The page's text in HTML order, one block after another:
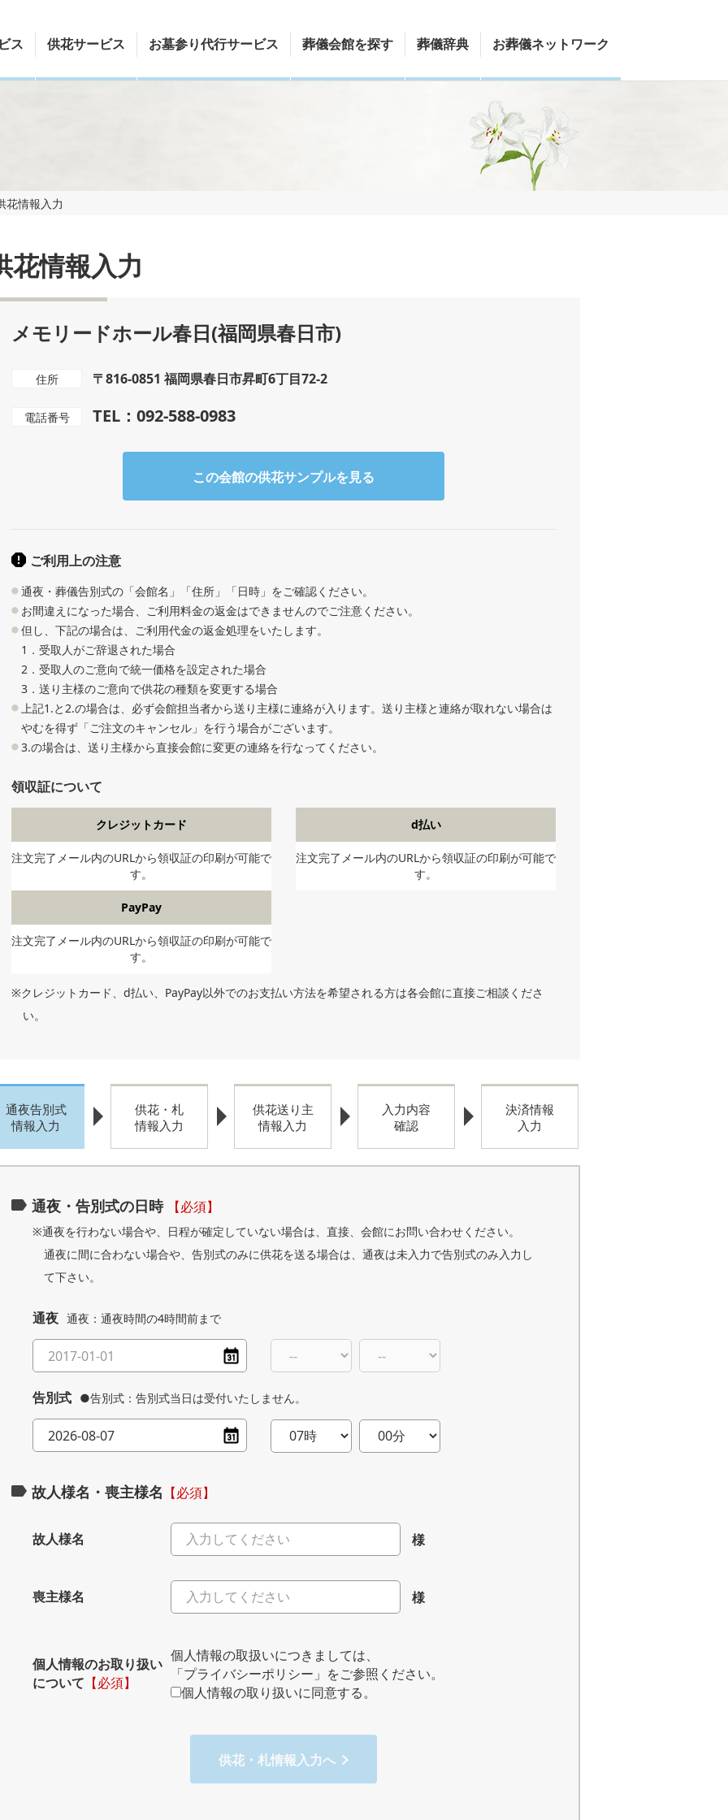
ス 供花サービス お墓参り代行サービス 葬儀会館を探す 葬儀辞典 お葬儀ネットワーク
花情報入力
花情報入力
メモリードホール春日(福岡県春日市)
住所 〒816-0851 福岡県春日市昇町6丁目72-2
電話番号 TEL：092-588-0983
この会館の供花サンプルを見る
ご利用上の注意
通夜・葬儀告別式の「会館名」「住所」「日時」をご確認ください。
お間違えになった場合、ご利用料金の返金はできませんのでご注意ください。
但し、下記の場合は、ご利用代金の返金処理をいたします。
1．受取人がご辞退された場合
2．受取人のご意向で統一価格を設定された場合
3．送り主様のご意向で供花の種類を変更する場合
上記1.と2.の場合は、必ず会館担当者から送り主様に連絡が入ります。送り主様と連絡が取れない場合は
やむを得ず「ご注文のキャンセル」を行う場合がございます。
3.の場合は、送り主様から直接会館に変更の連絡を行なってください。
領収証について
クレジットカード
注文完了メール内のURLから領収証の印刷が可能で
す。
d払い
注文完了メール内のURLから領収証の印刷が可能で
す。
PayPay
注文完了メール内のURLから領収証の印刷が可能で
す。
※クレジットカード、d払い、PayPay以外でのお支払い方法を希望される方は各会館に直接ご相談くださ
い。
通夜告別式
情報入力
供花・札
情報入力
供花送り主
情報入力
入力内容
確認
決済情報
入力
通夜・告別式の日時 【必須】
※通夜を行わない場合や、日程が確定していない場合は、直接、会館にお問い合わせください。
通夜に間に合わない場合や、告別式のみに供花を送る場合は、通夜は未入力で告別式のみ入力し
て下さい。
通夜 通夜：通夜時間の4時間前まで
告別式 ●告別式：告別式当日は受付いたしません。
故人様名・喪主様名 【必須】
故人様名 様
喪主様名 様
個人情報のお取り扱い
について 【必須】
個人情報の取扱いにつきましては、
「プライバシーポリシー」 をご参照ください。
個人情報の取り扱いに同意する。
供花・札情報入力へ